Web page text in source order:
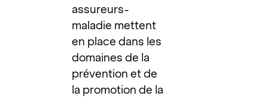
assureurs-
maladie mettent
en place dans les
domaines de la
prévention et de
la promotion de la